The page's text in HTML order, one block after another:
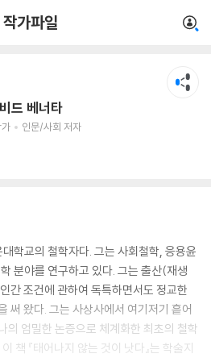
작가파일
드 베너타
인문/사회 저자
자
학교의 철학자다. 그는 사회철학, 응용윤
분야를 연구하고 있다. 그는 출산(재생
간 조건에 관하여 독특하면서도 정교한
써 왔다. 그는 사상사에서 여기저기 흩어
의 엄밀한 논증으로 체계화한 최초의 철학
책 『태어나지 않는 것이 낫다』는 학술지